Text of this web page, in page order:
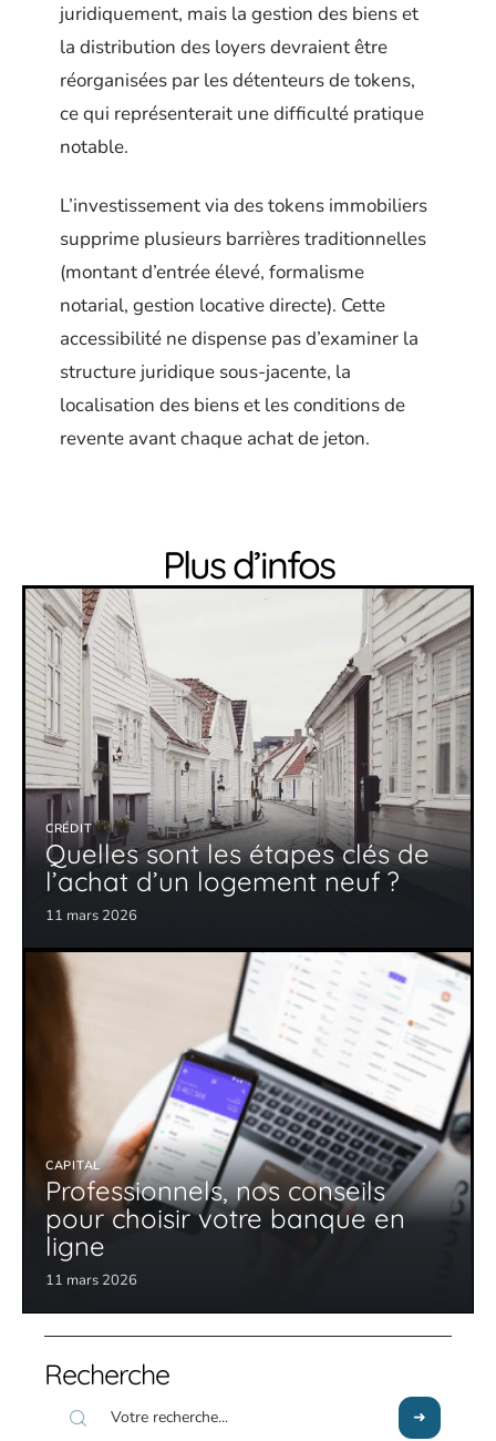
juridiquement, mais la gestion des biens et
la distribution des loyers devraient être
réorganisées par les détenteurs de tokens,
ce qui représenterait une difficulté pratique
notable.
L’investissement via des tokens immobiliers
supprime plusieurs barrières traditionnelles
(montant d’entrée élevé, formalisme
notarial, gestion locative directe). Cette
accessibilité ne dispense pas d’examiner la
structure juridique sous-jacente, la
localisation des biens et les conditions de
revente avant chaque achat de jeton.
Plus d’infos
CRÉDIT
Quelles sont les étapes clés de
l’achat d’un logement neuf ?
11 mars 2026
CAPITAL
Professionnels, nos conseils
pour choisir votre banque en
ligne
11 mars 2026
Recherche